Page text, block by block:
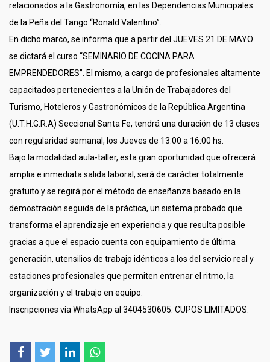
relacionados a la Gastronomía, en las Dependencias Municipales
de la Peña del Tango “Ronald Valentino”.
En dicho marco, se informa que a partir del JUEVES 21 DE MAYO
se dictará el curso “SEMINARIO DE COCINA PARA
EMPRENDEDORES”. El mismo, a cargo de profesionales altamente
capacitados pertenecientes a la Unión de Trabajadores del
Turismo, Hoteleros y Gastronómicos de la República Argentina
(U.T.H.G.R.A) Seccional Santa Fe, tendrá una duración de 13 clases
con regularidad semanal, los Jueves de 13:00 a 16:00 hs.
Bajo la modalidad aula-taller, esta gran oportunidad que ofrecerá
amplia e inmediata salida laboral, será de carácter totalmente
gratuito y se regirá por el método de enseñanza basado en la
demostración seguida de la práctica, un sistema probado que
transforma el aprendizaje en experiencia y que resulta posible
gracias a que el espacio cuenta con equipamiento de última
generación, utensilios de trabajo idénticos a los del servicio real y
estaciones profesionales que permiten entrenar el ritmo, la
organización y el trabajo en equipo.
Inscripciones vía WhatsApp al 3404530605. CUPOS LIMITADOS.